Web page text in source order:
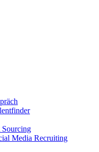
Sourcing
Media Recruiting